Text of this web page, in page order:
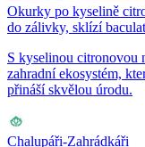
Okurky po kyselině
do zálivky, sklízí
S kyselinou citronovou
zahradní ekosystém,
přináší skvělou úrodu.
Chalupáři-Zahrádkáři